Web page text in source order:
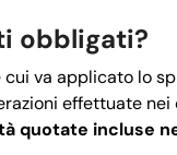
obbligati?
cui va applicato lo
effettuate
quotate incluse